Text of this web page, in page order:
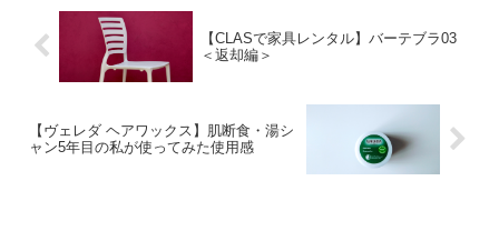
【CLASで家具レンタル】バーテブラ03
＜返却編＞
【ヴェレダ ヘアワックス】肌断食・湯シ
ャン5年目の私が使ってみた使用感